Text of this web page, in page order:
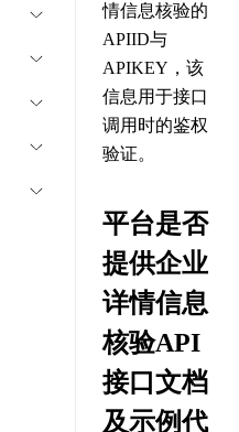
情信息核验的
APIID与
APIKEY，该
信息用于接口
调用时的鉴权
验证。
平台是否
提供企业
详情信息
核验API
接口文档
及示例代